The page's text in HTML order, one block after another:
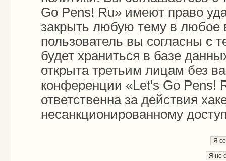
Go Pens! Ru» имеют право
закрыть любую тему в любое
пользователь вы согласны с
будет храниться в базе
открыта третьим лицам без
конференции «Let's Go Pens!
ответственна за действия
несанкционированному